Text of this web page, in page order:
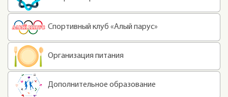
Спортивный клуб «Алый парус»
Организация питания
Дополнительное образование